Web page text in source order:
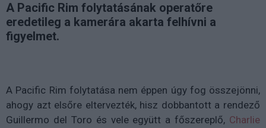
A Pacific Rim folytatásának operatőre
eredetileg a kamerára akarta felhívni a
figyelmet.
A Pacific Rim folytatása nem éppen úgy fog összejönni,
ahogy azt elsőre eltervezték, hisz dobbantott a rendező
Guillermo del Toro és vele együtt a főszereplő, Charlie